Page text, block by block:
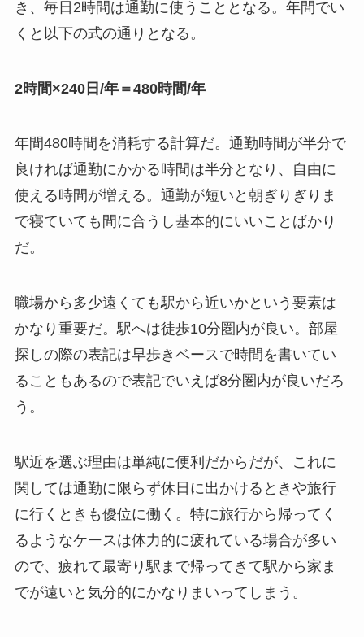
き、毎日2時間は通勤に使うこととなる。年間でい
くと以下の式の通りとなる。
2時間×240日/年＝480時間/年
年間480時間を消耗する計算だ。通勤時間が半分で
良ければ通勤にかかる時間は半分となり、自由に
使える時間が増える。通勤が短いと朝ぎりぎりま
で寝ていても間に合うし基本的にいいことばかり
だ。
職場から多少遠くても駅から近いかという要素は
かなり重要だ。駅へは徒歩10分圏内が良い。部屋
探しの際の表記は早歩きベースで時間を書いてい
ることもあるので表記でいえば8分圏内が良いだろ
う。
駅近を選ぶ理由は単純に便利だからだが、これに
関しては通勤に限らず休日に出かけるときや旅行
に行くときも優位に働く。特に旅行から帰ってく
るようなケースは体力的に疲れている場合が多い
ので、疲れて最寄り駅まで帰ってきて駅から家ま
でが遠いと気分的にかなりまいってしまう。